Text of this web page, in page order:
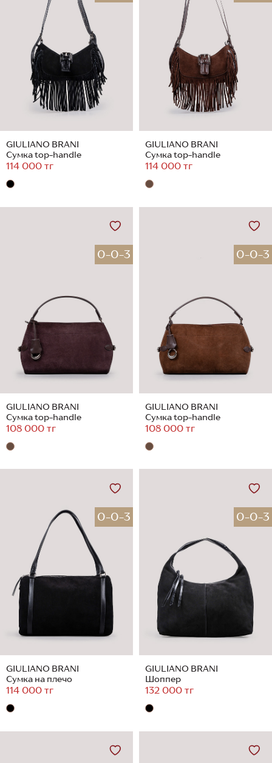
GIULIANO BRANI
Сумка top-handle
114 000 тг
GIULIANO BRANI
Сумка top-handle
114 000 тг
0-0-3
GIULIANO BRANI
Сумка top-handle
108 000 тг
0-0-3
GIULIANO BRANI
Сумка top-handle
108 000 тг
0-0-3
GIULIANO BRANI
Сумка на плечо
114 000 тг
0-0-3
GIULIANO BRANI
Шоппер
132 000 тг